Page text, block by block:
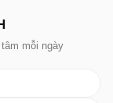
mỗi ngày